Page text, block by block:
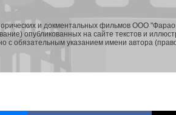
и докментальных фильмов ООО
опубликованных на сайте текстов и
с обязательным указанием имени автора